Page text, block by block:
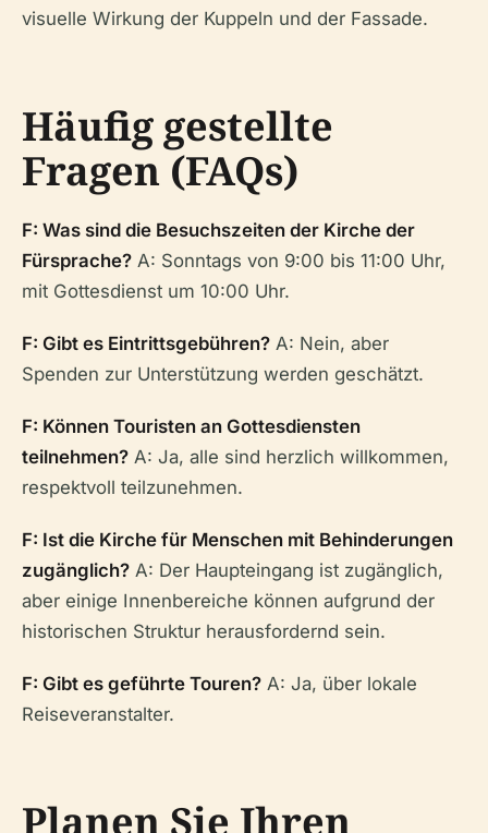
visuelle Wirkung der Kuppeln und der Fassade.
Häufig gestellte
Fragen (FAQs)
F: Was sind die Besuchszeiten der Kirche der
Fürsprache? A: Sonntags von 9:00 bis 11:00 Uhr,
mit Gottesdienst um 10:00 Uhr.
F: Gibt es Eintrittsgebühren? A: Nein, aber
Spenden zur Unterstützung werden geschätzt.
F: Können Touristen an Gottesdiensten
teilnehmen? A: Ja, alle sind herzlich willkommen,
respektvoll teilzunehmen.
F: Ist die Kirche für Menschen mit Behinderungen
zugänglich? A: Der Haupteingang ist zugänglich,
aber einige Innenbereiche können aufgrund der
historischen Struktur herausfordernd sein.
F: Gibt es geführte Touren? A: Ja, über lokale
Reiseveranstalter.
Planen Sie Ihren